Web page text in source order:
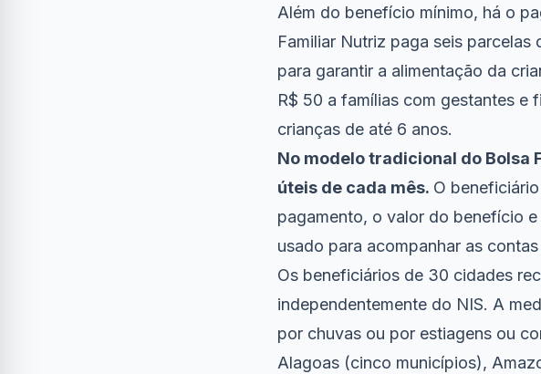
Além do benefício mínimo, há o
Familiar Nutriz paga seis
para garantir a alimentação da
R$ 50 a famílias com gestantes e
crianças de até 6 anos.
No modelo tradicional do Bolsa
úteis de cada mês. O
pagamento, o valor do benefício
usado para acompanhar as
Os beneficiários de 30 cidades
independentemente do NIS. A
por chuvas ou por estiagens ou
Alagoas (cinco municípios),